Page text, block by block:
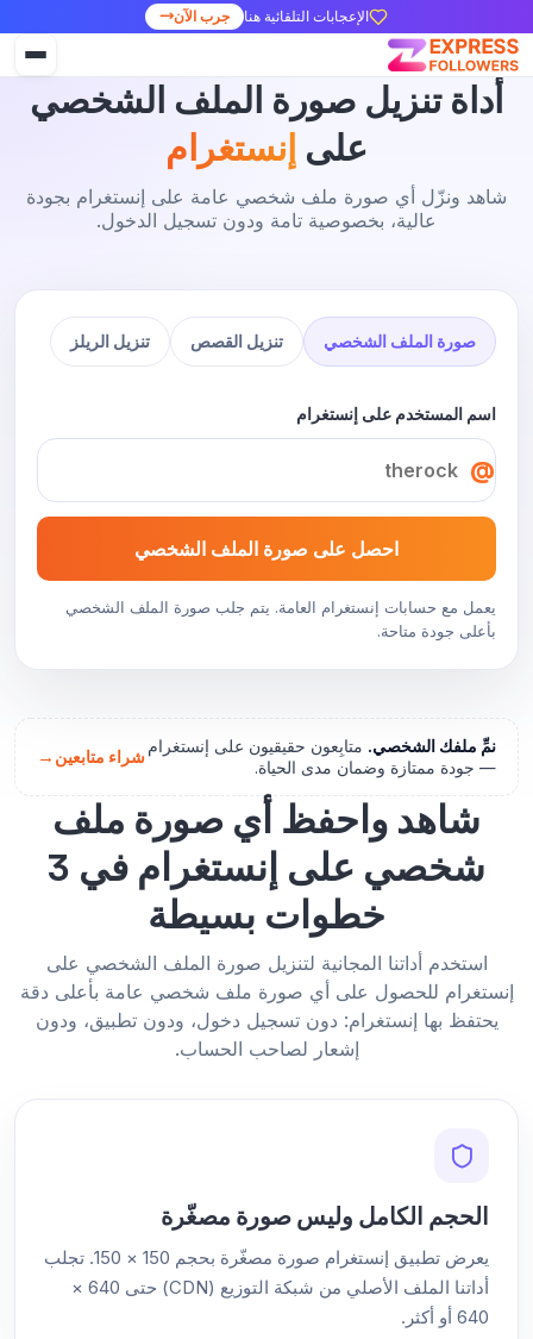
الإعجابات التلقائية هنا جرب الآن
أداة تنزيل صورة الملف الشخصي
على إنستغرام
شاهد ونزّل أي صورة ملف شخصي عامة على إنستغرام بجودة
عالية، بخصوصية تامة ودون تسجيل الدخول.
صورة الملف الشخصي تنزيل القصص تنزيل الريلز
اسم المستخدم على إنستغرام
@
احصل على صورة الملف الشخصي
يعمل مع حسابات إنستغرام العامة. يتم جلب صورة الملف الشخصي
بأعلى جودة متاحة.
نمِّ ملفك الشخصي. متابِعون حقيقيون على إنستغرام
— جودة ممتازة وضمان مدى الحياة.
شراء متابعين →
شاهد واحفظ أي صورة ملف
شخصي على إنستغرام في 3
خطوات بسيطة
استخدم أداتنا المجانية لتنزيل صورة الملف الشخصي على
إنستغرام للحصول على أي صورة ملف شخصي عامة بأعلى دقة
يحتفظ بها إنستغرام: دون تسجيل دخول، ودون تطبيق، ودون
إشعار لصاحب الحساب.
الحجم الكامل وليس صورة مصغّرة
يعرض تطبيق إنستغرام صورة مصغّرة بحجم 150 × 150. تجلب
أداتنا الملف الأصلي من شبكة التوزيع (CDN) حتى 640 ×
640 أو أكثر.